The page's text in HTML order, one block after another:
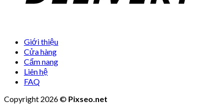
Giới thiệu
Cửa hàng
Cẩm nang
Liên hệ
FAQ
Copyright 2026 © Pixseo.net